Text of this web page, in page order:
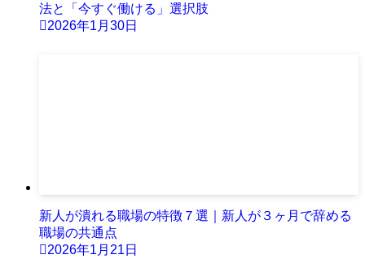
法と「今すぐ働ける」選択肢
2026年1月30日
新人が潰れる職場の特徴７選｜新人が３ヶ月で辞める
職場の共通点
2026年1月21日